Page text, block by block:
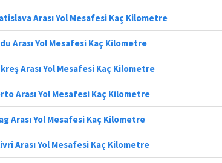
Arası Yol Mesafesi Kaç Kilometre
Arası Yol Mesafesi Kaç Kilometre
Arası Yol Mesafesi Kaç Kilometre
Arası Yol Mesafesi Kaç Kilometre
Arası Yol Mesafesi Kaç Kilometre
Arası Yol Mesafesi Kaç Kilometre